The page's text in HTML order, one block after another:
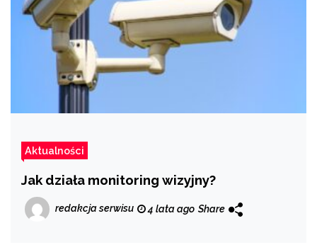
Aktualności
Jak działa monitoring wizyjny?
redakcja serwisu 4 lata ago Share